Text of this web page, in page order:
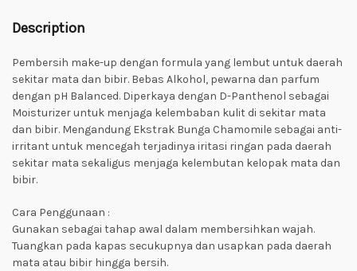
Description
Pembersih make-up dengan formula yang lembut untuk daerah
sekitar mata dan bibir. Bebas Alkohol, pewarna dan parfum
dengan pH Balanced. Diperkaya dengan D-Panthenol sebagai
Moisturizer untuk menjaga kelembaban kulit di sekitar mata
dan bibir. Mengandung Ekstrak Bunga Chamomile sebagai anti-
irritant untuk mencegah terjadinya iritasi ringan pada daerah
sekitar mata sekaligus menjaga kelembutan kelopak mata dan
bibir.
Cara Penggunaan :
Gunakan sebagai tahap awal dalam membersihkan wajah.
Tuangkan pada kapas secukupnya dan usapkan pada daerah
mata atau bibir hingga bersih.